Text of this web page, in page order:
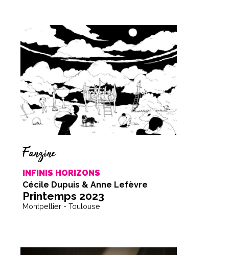
Fanzine
INFINIS HORIZONS
Cécile Dupuis & Anne Lefèvre
Printemps 2023
Montpellier - Toulouse